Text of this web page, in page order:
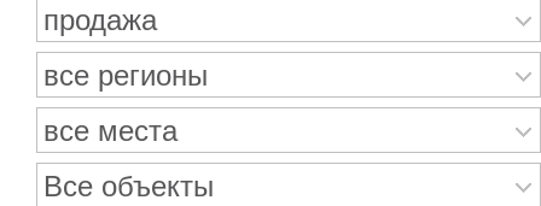
продажа
все регионы
все места
Все объекты